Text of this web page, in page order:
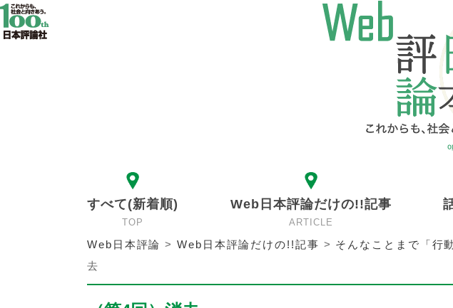
すべて(新着順)
TOP
Web日本評論だけの!!記事
ARTICLE
Web日本評論 >Web日本評論だけの!!記事 > そんなことまで「行
去